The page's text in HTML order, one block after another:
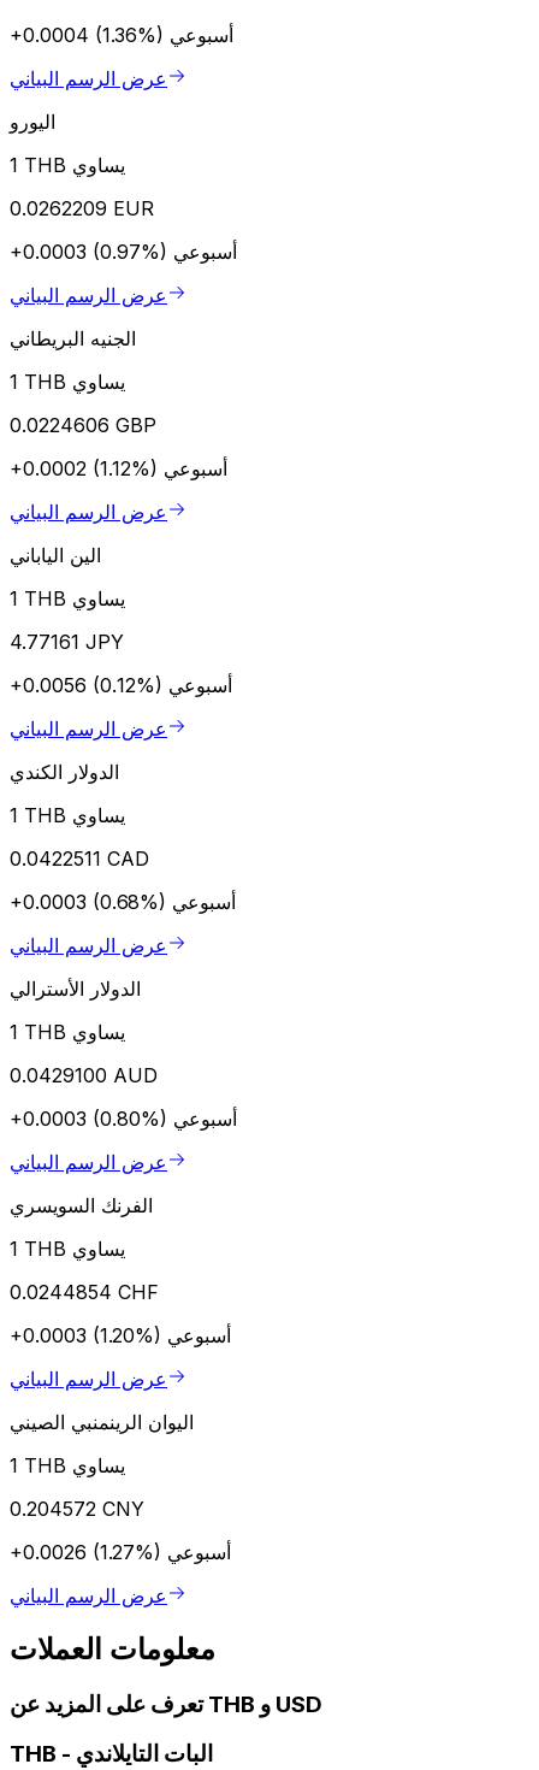
+0.0004 (1.36%) أسبوعي
عرض الرسم البياني
اليورو
1 THB يساوي
0.0262209 EUR
+0.0003 (0.97%) أسبوعي
عرض الرسم البياني
الجنيه البريطاني
1 THB يساوي
0.0224606 GBP
+0.0002 (1.12%) أسبوعي
عرض الرسم البياني
الين الياباني
1 THB يساوي
4.77161 JPY
+0.0056 (0.12%) أسبوعي
عرض الرسم البياني
الدولار الكندي
1 THB يساوي
0.0422511 CAD
+0.0003 (0.68%) أسبوعي
عرض الرسم البياني
الدولار الأسترالي
1 THB يساوي
0.0429100 AUD
+0.0003 (0.80%) أسبوعي
عرض الرسم البياني
الفرنك السويسري
1 THB يساوي
0.0244854 CHF
+0.0003 (1.20%) أسبوعي
عرض الرسم البياني
اليوان الرينمنبي الصيني
1 THB يساوي
0.204572 CNY
+0.0026 (1.27%) أسبوعي
عرض الرسم البياني
معلومات العملات
تعرف على المزيد عن THB و USD
THB - البات التايلاندي